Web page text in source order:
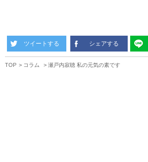
ツイートする シェアする
TOP コラム 瀬戸内寂聴 私の元気の素です